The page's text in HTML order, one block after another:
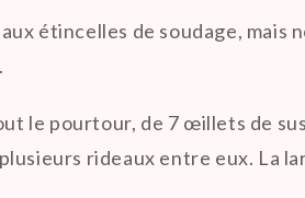
étincelles de soudage, mais
le pourtour, de 7 œillets de
rideaux entre eux. La